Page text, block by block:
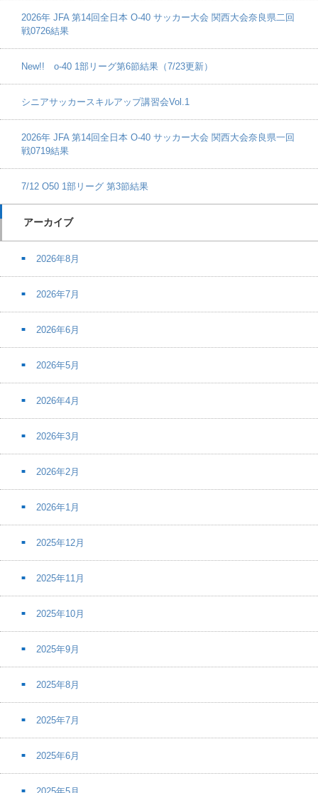
2026年 JFA 第14回全日本 O-40 サッカー大会 関西大会奈良県二回
戦0726結果
New!! o-40 1部リーグ第6節結果（7/23更新）
シニアサッカースキルアップ講習会Vol.1
2026年 JFA 第14回全日本 O-40 サッカー大会 関西大会奈良県一回
戦0719結果
7/12 O50 1部リーグ 第3節結果
アーカイブ
2026年8月
2026年7月
2026年6月
2026年5月
2026年4月
2026年3月
2026年2月
2026年1月
2025年12月
2025年11月
2025年10月
2025年9月
2025年8月
2025年7月
2025年6月